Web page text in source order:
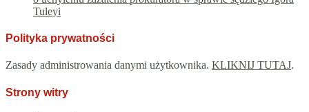
Tuleyi
Polityka prywatności
Zasady administrowania danymi użytkownika. KLIKNIJ TUTAJ.
Strony witry